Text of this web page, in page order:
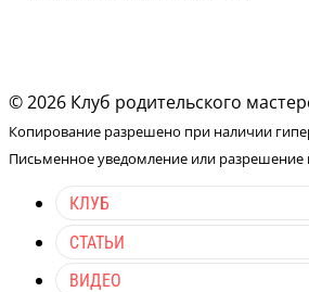
© 2026 Клуб родительского
Копирование разрешено при наличии
Письменное уведомление или разрешение
КЛУБ
СТАТЬИ
ВИДЕО